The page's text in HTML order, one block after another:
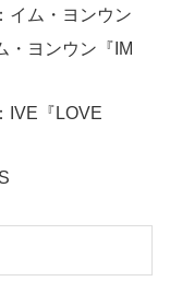
：イム・ヨンウン
・ヨンウン『IM
：IVE『LOVE